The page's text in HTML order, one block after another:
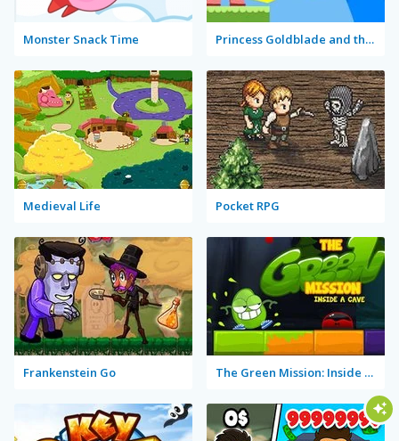
Monster Snack Time Princess Goldblade and the Dangerous Water
Medieval Life Pocket RPG
Frankenstein Go The Green Mission: Inside a Cave